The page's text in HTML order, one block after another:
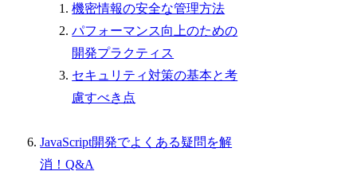
機密情報の安全な管理方法
パフォーマンス向上のための
開発プラクティス
セキュリティ対策の基本と考
慮すべき点
JavaScript開発でよくある疑問を解
消！Q&A